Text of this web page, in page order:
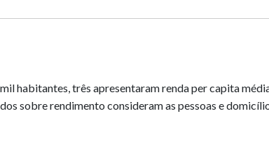
habitantes, três apresentaram renda per capita
sobre rendimento consideram as pessoas e